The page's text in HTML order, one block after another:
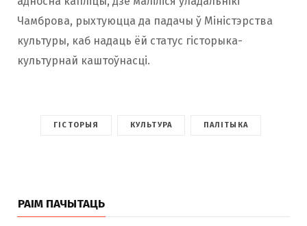
Чамброва, рыхтуюцца да падачы ў Міністэрства
культуры, каб надаць ёй статус гісторыка-
культурнай каштоўнасці.
ГІСТОРЫЯ КУЛЬТУРА ПАЛІТЫКА
РАІМ ПАЧЫТАЦЬ